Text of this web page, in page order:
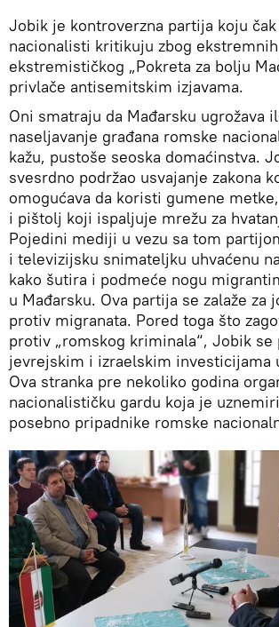
Jobik je kontroverzna partija koju
nacionalisti kritikuju zbog
ekstremističkog „Pokreta za bolju
privlače antisemitskim izjavama.
Oni smatraju da Mađarsku ugrožava
naseljavanje građana romske
kažu, pustoše seoska domaćinstva.
svesrdno podržao usvajanje zakona
omogućava da koristi gumene
i pištolj koji ispaljuje mrežu za
Pojedini mediji u vezu sa tom
i televizijsku snimateljku uhvaćenu
kako šutira i podmeće nogu
u Mađarsku. Ova partija se zalaže za
protiv migranata. Pored toga što
protiv „romskog kriminala“, Jobik se
jevrejskim i izraelskim investicijama
Ova stranka pre nekoliko godina
nacionalističku gardu koja je
posebno pripadnike romske